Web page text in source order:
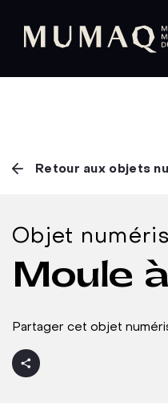
Retour aux objets
Objet
Moule
Partager cet objet